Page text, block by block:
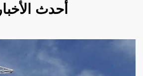
أحدث الأخبار